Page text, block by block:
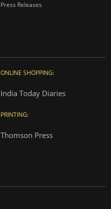
Press Releases
ONLINE SHOPPING:
India Today Diaries
PRINTING:
Thomson Press